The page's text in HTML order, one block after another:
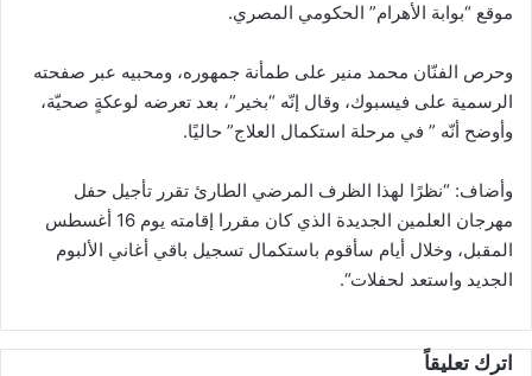
موقع “بوابة الأهرام” الحكومي المصري.
وحرص الفنّان محمد منير على طمأنة جمهوره، ومحبيه عبر صفحته
الرسمية على فيسبوك، وقال إنّه “بخير”، بعد تعرضه لوعكةٍ صحيّة،
وأوضح أنّه ” في مرحلة استكمال العلاج” حاليًا.
وأضاف: “نظرًا لهذا الظرف المرضي الطارئ تقرر تأجيل حفل
مهرجان العلمين الجديدة الذي كان مقررا إقامته يوم 16 أغسطس
المقبل، وخلال أيام سأقوم باستكمال تسجيل باقي أغاني الألبوم
الجديد واستعد لحفلات“.
اترك تعليقاً